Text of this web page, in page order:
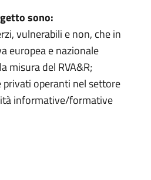
sono:
vulnerabili e non, che in
europea e nazionale
misura del RVA&R;
privati operanti nel settore
informative/formative